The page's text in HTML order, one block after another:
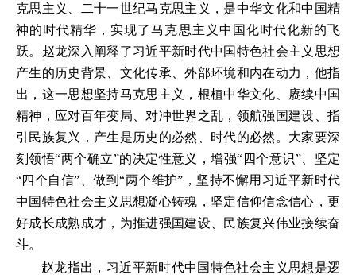
克思主义、二十一世纪马克思主义，是中华文化和中国精
神的时代精华，实现了马克思主义中国化时代化新的飞
跃。赵龙深入阐释了习近平新时代中国特色社会主义思想
产生的历史背景、文化传承、外部环境和内在动力，他指
出，这一思想坚持马克思主义，根植中华文化、赓续中国
精神，应对百年变局、对冲世界之乱，领航强国建设、指
引民族复兴，产生是历史的必然、时代的必然。大家要深
刻领悟“两个确立”的决定性意义，增强“四个意识”、坚定
“四个自信”、做到“两个维护”，坚持不懈用习近平新时代
中国特色社会主义思想凝心铸魂，坚定信仰信念信心，更
好成长成熟成才，为推进强国建设、民族复兴伟业接续奋
斗。
赵龙指出，习近平新时代中国特色社会主义思想是逻